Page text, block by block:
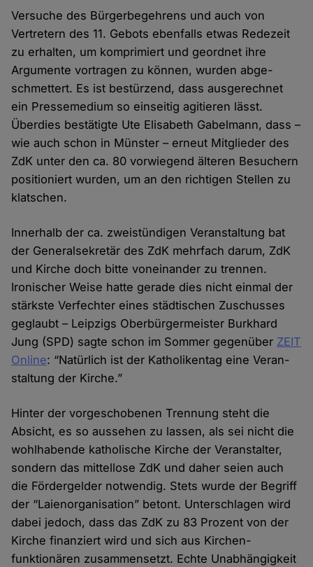
Versuche des Bürger­begehrens und auch von
Vertretern des 11. Gebots eben­falls etwas Rede­zeit
zu erhalten, um komprimiert und geordnet ihre
Argumente vor­tragen zu können, wurden abge­
schmettert. Es ist bestürzend, dass ausge­rechnet
ein Presse­medium so ein­seitig agitieren lässt.
Überdies bestätigte Ute Elisabeth Gabelmann, dass –
wie auch schon in Münster – erneut Mit­glieder des
ZdK unter den ca. 80 vorwiegend älteren Besuchern
positioniert wurden, um an den richtigen Stellen zu
klatschen.
Innerhalb der ca. zwei­stündigen Veran­staltung bat
der General­sekretär des ZdK mehr­fach darum, ZdK
und Kirche doch bitte von­einander zu trennen.
Ironischer Weise hatte gerade dies nicht einmal der
stärkste Ver­fechter eines städtischen Zu­schusses
geglaubt – Leipzigs Ober­bürger­meister Burkhard
Jung (SPD) sagte schon im Sommer gegen­über ZEIT
Online: “Natürlich ist der Katholiken­tag eine Veran­
staltung der Kirche.”
Hinter der vorge­schobenen Trennung steht die
Absicht, es so aus­sehen zu lassen, als sei nicht die
wohl­habende katholische Kirche der Veran­stalter,
sondern das mittel­lose ZdK und daher seien auch
die Förder­gelder not­wendig. Stets wurde der Begriff
der “Laien­organi­sation” betont. Unter­schlagen wird
dabei jedoch, dass das ZdK zu 83 Prozent von der
Kirche finanziert wird und sich aus Kirchen­
funktionären zusammen­setzt. Echte Unab­hängigkeit